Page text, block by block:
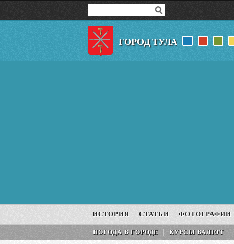
ГОРОД ТУЛА
ИСТОРИЯ СТАТЬИ ФОТОГРАФИИ
ПОГОДА В ГОРОДЕ КУРСЫ ВАЛЮТ